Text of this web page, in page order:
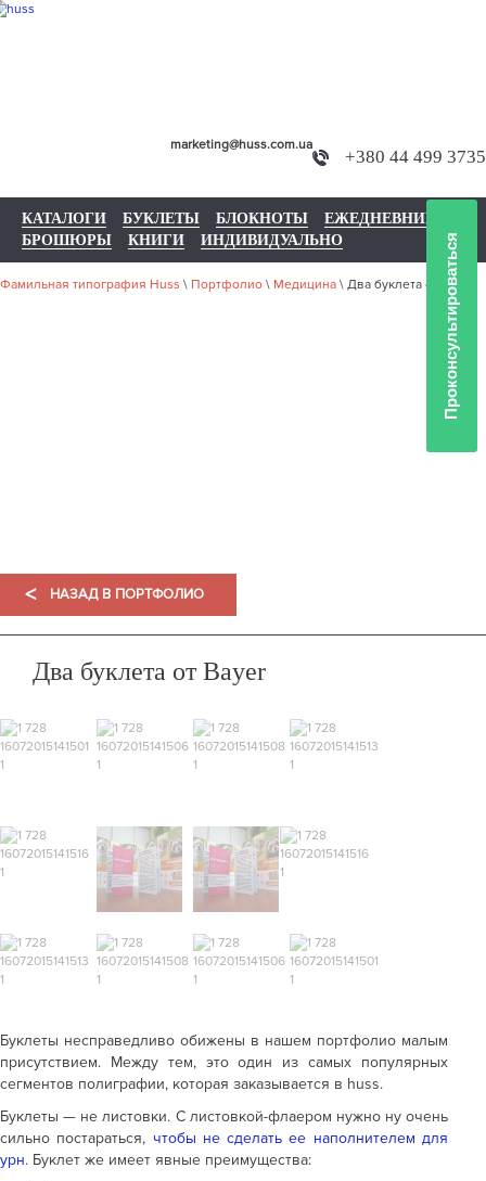
+380 44 499 3735
marketing@huss.com.ua
КАТАЛОГИ БУКЛЕТЫ БЛОКНОТЫ
ЕЖЕДНЕВНИКИ
БРОШЮРЫ
КНИГИ ИНДИВИДУАЛЬНО
Фамильная типография Huss \ Портфолио \ Медицина \ Два буклета от Bayer
< НАЗАД В ПОРТФОЛИО
Два буклета от Bayer
Буклеты несправедливо обижены в нашем портфолио малым
присутствием. Между тем, это один из самых популярных
сегментов полиграфии, которая заказывается в huss.
Буклеты — не листовки. С листовкой-флаером нужно ну очень
сильно постараться, чтобы не сделать ее наполнителем для
урн. Буклет же имеет явные преимущества:
Проконсультироваться